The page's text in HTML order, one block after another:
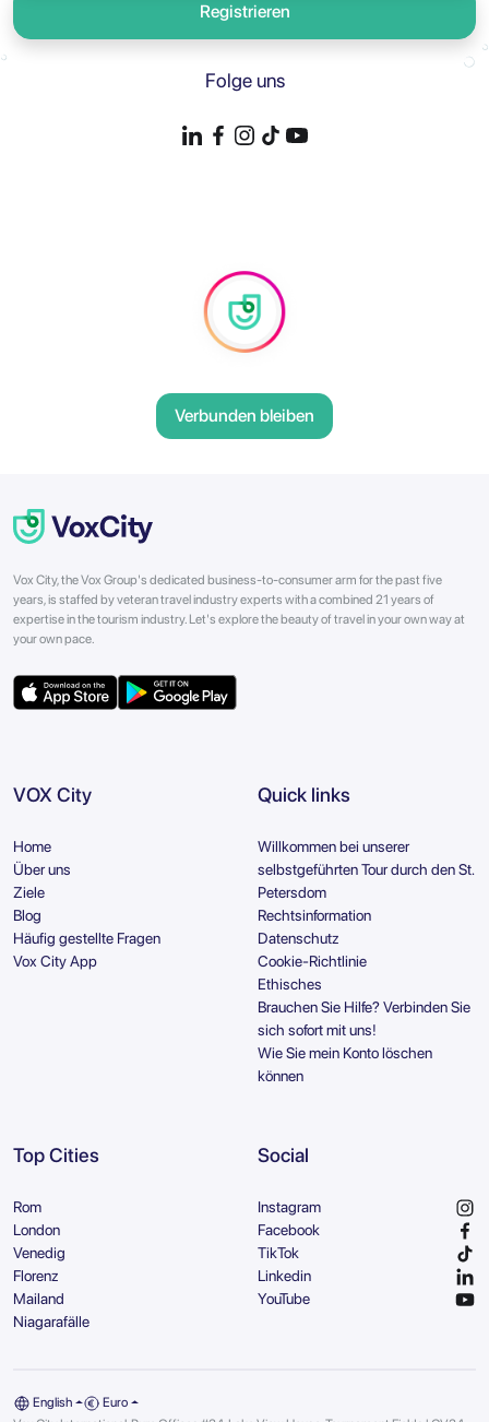
Registrieren
Folge uns
Verbunden bleiben
Vox City, the Vox Group's dedicated business-to-consumer arm for the past five
years, is staffed by veteran travel industry experts with a combined 21 years of
expertise in the tourism industry. Let's explore the beauty of travel in your own way at
your own pace.
VOX City
Home
Über uns
Ziele
Blog
Häufig gestellte Fragen
Vox City App
Quick links
Willkommen bei unserer
selbstgeführten Tour durch den St.
Petersdom
Rechtsinformation
Datenschutz
Cookie-Richtlinie
Ethisches
Brauchen Sie Hilfe? Verbinden Sie
sich sofort mit uns!
Wie Sie mein Konto löschen
können
Top Cities
Rom
London
Venedig
Florenz
Mailand
Niagarafälle
Social
Instagram
Facebook
TikTok
Linkedin
YouTube
English
Euro